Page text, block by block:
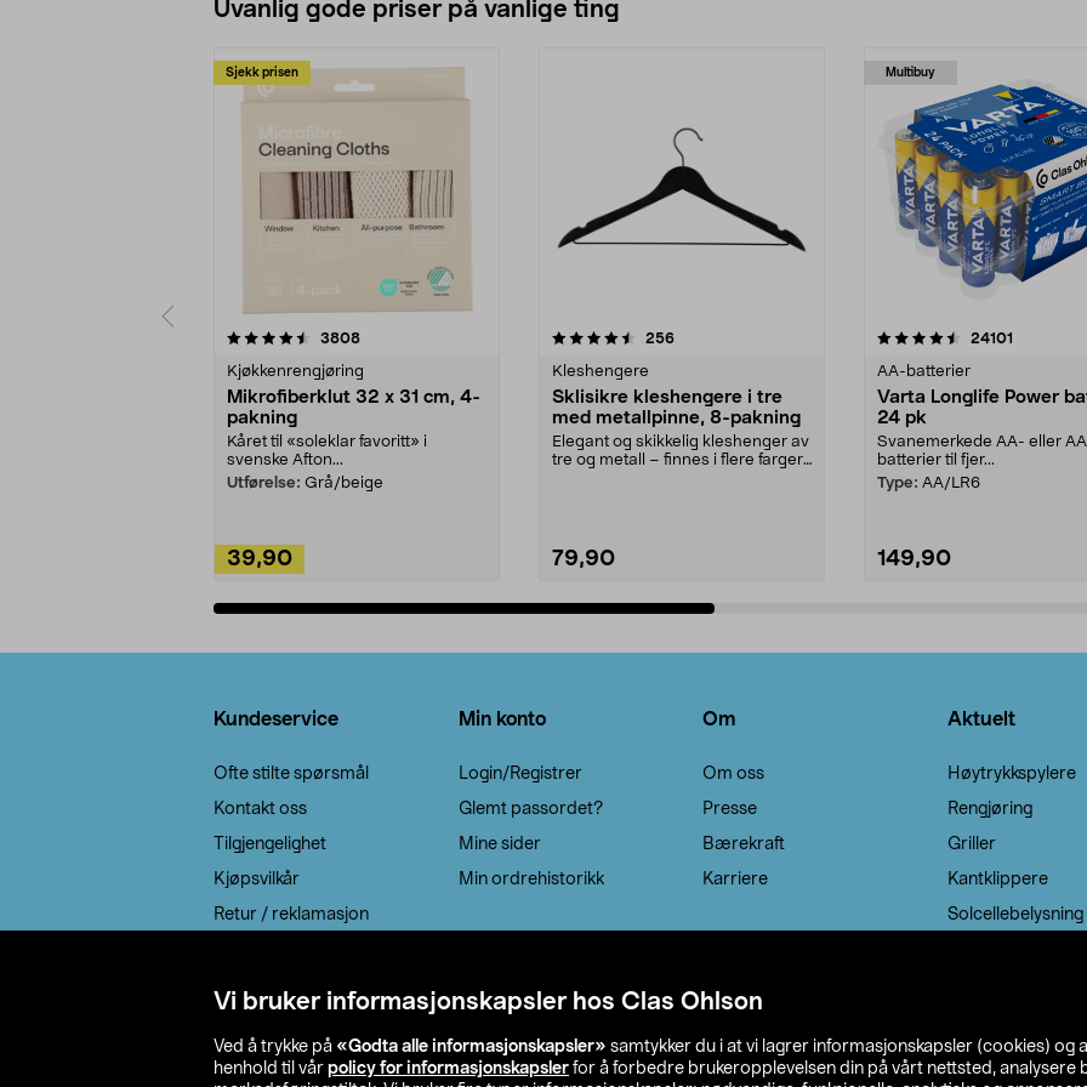
Vi bruker informasjonskapsler hos Clas Ohlson
Ved å trykke på «Godta alle informasjonskapsler» samtykker du i at vi lagrer informasjonskapsler (cookies) og
henhold til vår policy for informasjonskapsler for å forbedre brukeropplevelsen din på vårt nettsted, analysere
Uvanlig gode priser på vanlige ting
Sjekk prisen
3808anmeldelser
Kjøkkenrengjøring
Mikrofiberklut 32 x 31 cm, 4-
pakning
Kåret til «soleklar favoritt» i
svenske Afton...
Utførelse: Grå/beige
39,90
4.5av 5 stjerner 256anmeldelser
Kleshengere
Sklisikre kleshengere i tre
med metallpinne, 8-pakning
Elegant og skikkelig kleshenger av
tre og metall – finnes i flere farger.
79,90
Multibuy
4.5av 5 stjerner 24101
AA-batterier
Varta Longlife Power
24 pk
Svanemerkede AA- eller
batterier til fjer...
Type: AA/LR6
149,90
4.5av 5 stjerner
Kundeservice
Ofte stilte spørsmål
Kontakt oss
Tilgjengelighet
Kjøpsvilkår
Retur / reklamasjon
Min konto
Login/Registrer
Glemt passordet?
Mine sider
Min ordrehistorikk
Om
Om oss
Presse
Bærekraft
Karriere
Aktuelt
Høytrykkspylere
Rengjøring
Griller
Kantklippere
Solcellebelysning